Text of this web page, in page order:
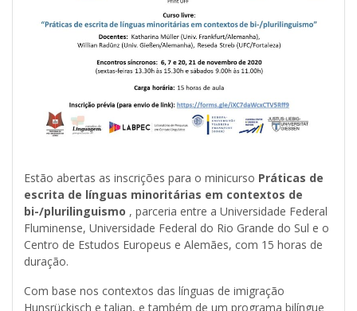
Estão abertas as inscrições para o minicurso Práticas de
escrita de línguas minoritárias em contextos de
bi-/plurilinguismo , parceria entre a Universidade Federal
Fluminense, Universidade Federal do Rio Grande do Sul e o
Centro de Estudos Europeus e Alemães, com 15 horas de
duração.
Com base nos contextos das línguas de imigração
Hunsrückisch e talian, e também de um programa bilíngue